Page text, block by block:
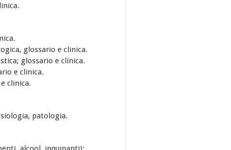
glossario e clinica.
glossario e clinica.
e clinica.
clinica.
patologia.